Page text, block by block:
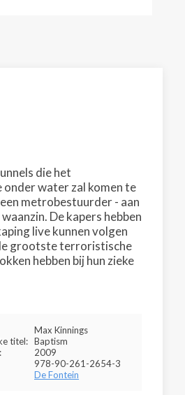
die het
water zal komen te
metrobestuurder - aan
De kapers hebben
live kunnen volgen
grootste terroristische
hebben bij hun zieke
Max Kinnings
titel: Baptism
2009
978-90-261-2654-3
De Fontein